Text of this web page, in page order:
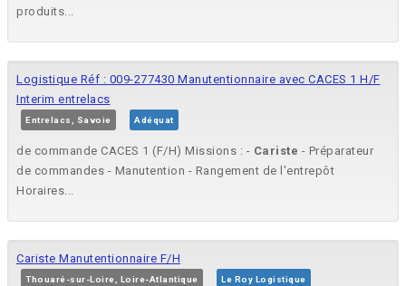
produits...
Logistique Réf : 009-277430 Manutentionnaire avec CACES 1 H/F
Interim entrelacs
Entrelacs, Savoie Adéquat
de commande CACES 1 (F/H) Missions : - Cariste - Préparateur
de commandes - Manutention - Rangement de l'entrepôt
Horaires...
Cariste Manutentionnaire F/H
Thouaré-sur-Loire, Loire-Atlantique Le Roy Logistique